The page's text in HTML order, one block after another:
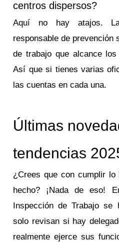
centros dispersos?
Aquí no hay atajos.
responsable de prevención
de trabajo que alcance los
Así que si tienes varias
las cuentas en cada una.
Últimas
tendencias
¿Crees que con cumplir
hecho? ¡Nada de eso!
Inspección de Trabajo
solo revisan si hay
realmente ejerce sus